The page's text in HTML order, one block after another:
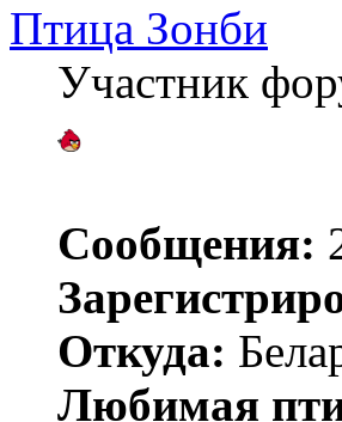
Птица Зонби
Участник
Сообщения:
Откуда:
Любимая